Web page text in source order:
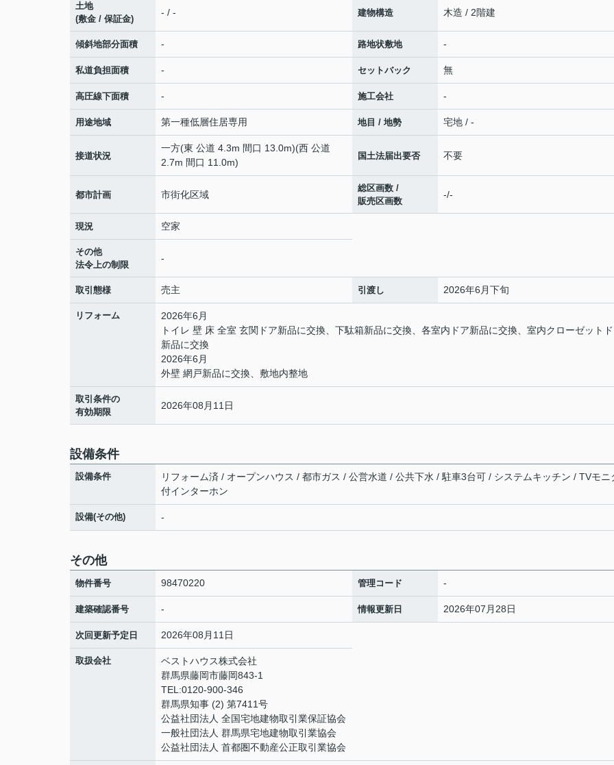
土地
(敷金 / 保証金)
- / - 建物構造 木造 / 2階建
傾斜地部分面積 - 路地状敷地 -
私道負担面積 - セットバック 無
高圧線下面積 - 施工会社 -
用途地域 第一種低層住居専用 地目 / 地勢 宅地 / -
接道状況
一方(東 公道 4.3m 間口 13.0m)(西 公道
2.7m 間口 11.0m)
国土法届出要否 不要
都市計画 市街化区域
総区画数 /
販売区画数
-/-
現況 空家
その他
法令上の制限
-
取引態様 売主 引渡し 2026年6月下旬
リフォーム
2026年6月
トイレ 壁 床 全室 玄関ドア新品に交換、下駄箱新品に交換、各室内ドア新品に交換、室内クローゼット
新品に交換
2026年6月
外壁 網戸新品に交換、敷地内整地
取引条件の
有効期限
2026年08月11日
設備条件
設備条件
リフォーム済 / オープンハウス / 都市ガス / 公営水道 / 公共下水 / 駐車3台可 / システムキッチン / TVモニ
付インターホン
設備(その他) -
その他
物件番号 98470220 管理コード -
建築確認番号 - 情報更新日 2026年07月28日
次回更新予定日 2026年08月11日
取扱会社
ベストハウス株式会社
群馬県藤岡市藤岡843-1
TEL:0120-900-346
群馬県知事 (2) 第7411号
公益社団法人 全国宅地建物取引業保証協会
一般社団法人 群馬県宅地建物取引業協会
公益社団法人 首都圏不動産公正取引業協会